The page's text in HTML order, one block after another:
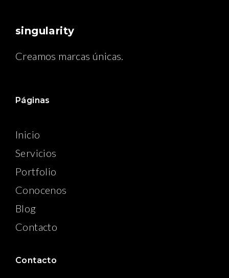
singularity
Creamos marcas únicas.
Páginas
Inicio
Servicios
Portfolio
Conocenos
Blog
Contacto
Contacto